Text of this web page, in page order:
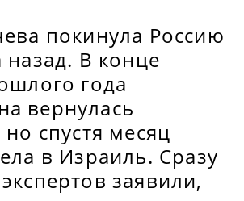
покинула Россию
назад. В конце
года
вернулась
спустя месяц
в Израиль. Сразу
заявили,